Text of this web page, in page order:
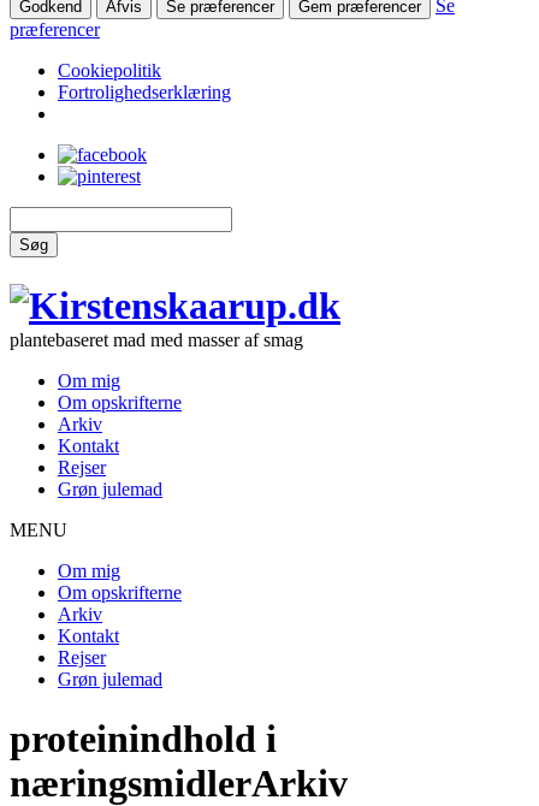
Godkend Afvis Se præferencer Gem præferencer
Se
præferencer
Cookiepolitik
Fortrolighedserklæring
Søg
plantebaseret mad med masser af smag
Om mig
Om opskrifterne
Arkiv
Kontakt
Rejser
Grøn julemad
MENU
Om mig
Om opskrifterne
Arkiv
Kontakt
Rejser
Grøn julemad
proteinindhold i
næringsmidlerArkiv